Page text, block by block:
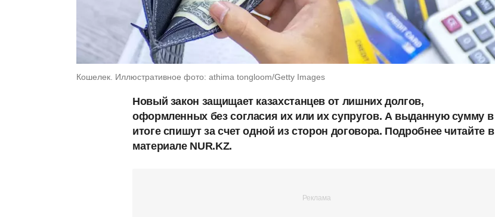
Кошелек. Иллюстративное фото: athima tongloom/Getty Images
Новый закон защищает казахстанцев от лишних долгов,
оформленных без согласия их или их супругов. А выданную сумму в
итоге спишут за счет одной из сторон договора. Подробнее читайте в
материале NUR.KZ.